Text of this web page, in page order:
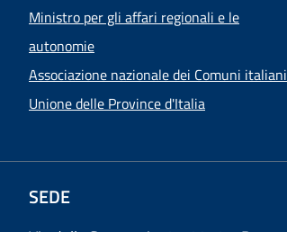
Ministro per gli affari regionali e le
autonomie
Associazione nazionale dei Comuni italiani
Unione delle Province d'Italia
SEDE